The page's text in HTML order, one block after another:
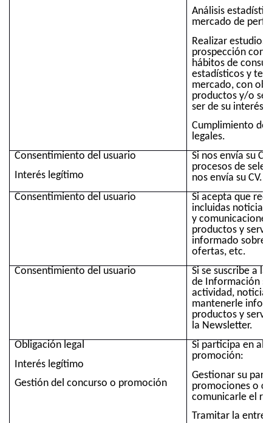
Análisis
mercado de
Realizar estudios
prospección
hábitos de
estadísticos y
mercado, con
productos y/o
ser de su interés.
Cumplimiento de
legales.
Consentimiento del usuario
Interés legítimo
Si nos envía su
procesos de
nos envía su CV.
Consentimiento del usuario
Si acepta que
incluidas
y
productos y
informado sobre
ofertas, etc.
Consentimiento del usuario
Si se suscribe a
de Información
actividad,
mantenerle
productos y
la Newsletter.
Obligación legal
Interés legítimo
Gestión del concurso o promoción
Si participa en
promoción:
Gestionar su
promociones o
comunicarle el
Tramitar la